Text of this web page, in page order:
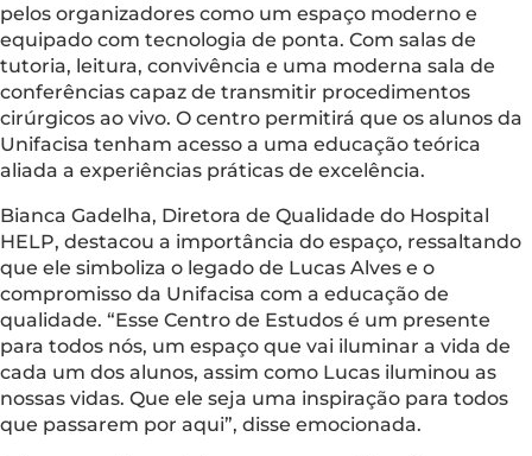
pelos organizadores como um espaço moderno e
equipado com tecnologia de ponta. Com salas de
tutoria, leitura, convivência e uma moderna sala de
conferências capaz de transmitir procedimentos
cirúrgicos ao vivo. O centro permitirá que os alunos da
Unifacisa tenham acesso a uma educação teórica
aliada a experiências práticas de excelência.
Bianca Gadelha, Diretora de Qualidade do Hospital
HELP, destacou a importância do espaço, ressaltando
que ele simboliza o legado de Lucas Alves e o
compromisso da Unifacisa com a educação de
qualidade. “Esse Centro de Estudos é um presente
para todos nós, um espaço que vai iluminar a vida de
cada um dos alunos, assim como Lucas iluminou as
nossas vidas. Que ele seja uma inspiração para todos
que passarem por aqui”, disse emocionada.